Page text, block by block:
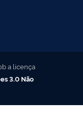
a licença
3.0 Não